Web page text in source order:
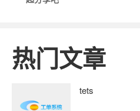
热门文章
tets